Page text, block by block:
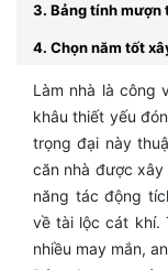
3. Bảng tính mượn
4. Chọn năm tốt
Làm nhà là công
khâu thiết yếu
trọng đại này
căn nhà được
năng tác động
về tài lộc cát khí.
nhiều may mắn,